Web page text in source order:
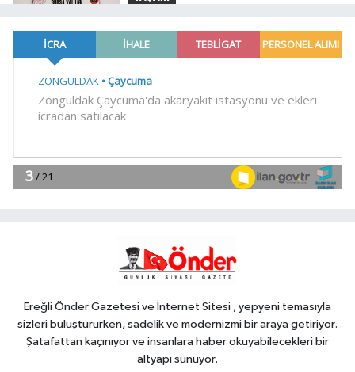
operasyonu! 273 sikke ve 18 obje ele
geçirildi
18:51 Eyüpsultan Meydanı
18:37
Başkent'te güçlü temaslar
Ereğli Önder Gazetesi ve İnternet Sitesi , yepyeni temasıyla
sizleri buluştururken, sadelik ve modernizmi bir araya getiriyor.
Şatafattan kaçınıyor ve insanlara haber okuyabilecekleri bir
altyapı sunuyor.